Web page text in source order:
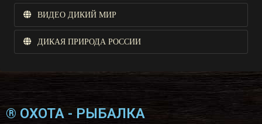
ВИДЕО ДИКИЙ МИР
ДИКАЯ ПРИРОДА РОССИИ
® ОХОТА - РЫБАЛКА